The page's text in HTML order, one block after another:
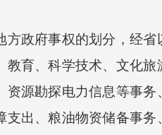
府事权的划分，经省
育、科学技术、文化
源勘探电力信息等事务
出、粮油物资储备事